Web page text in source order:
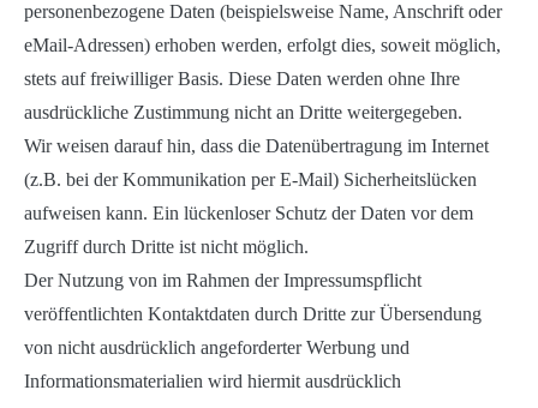
personenbezogene Daten (beispielsweise Name, Anschrift oder
eMail-Adressen) erhoben werden, erfolgt dies, soweit möglich,
stets auf freiwilliger Basis. Diese Daten werden ohne Ihre
ausdrückliche Zustimmung nicht an Dritte weitergegeben.
Wir weisen darauf hin, dass die Datenübertragung im Internet
(z.B. bei der Kommunikation per E-Mail) Sicherheitslücken
aufweisen kann. Ein lückenloser Schutz der Daten vor dem
Zugriff durch Dritte ist nicht möglich.
Der Nutzung von im Rahmen der Impressumspflicht
veröffentlichten Kontaktdaten durch Dritte zur Übersendung
von nicht ausdrücklich angeforderter Werbung und
Informationsmaterialien wird hiermit ausdrücklich